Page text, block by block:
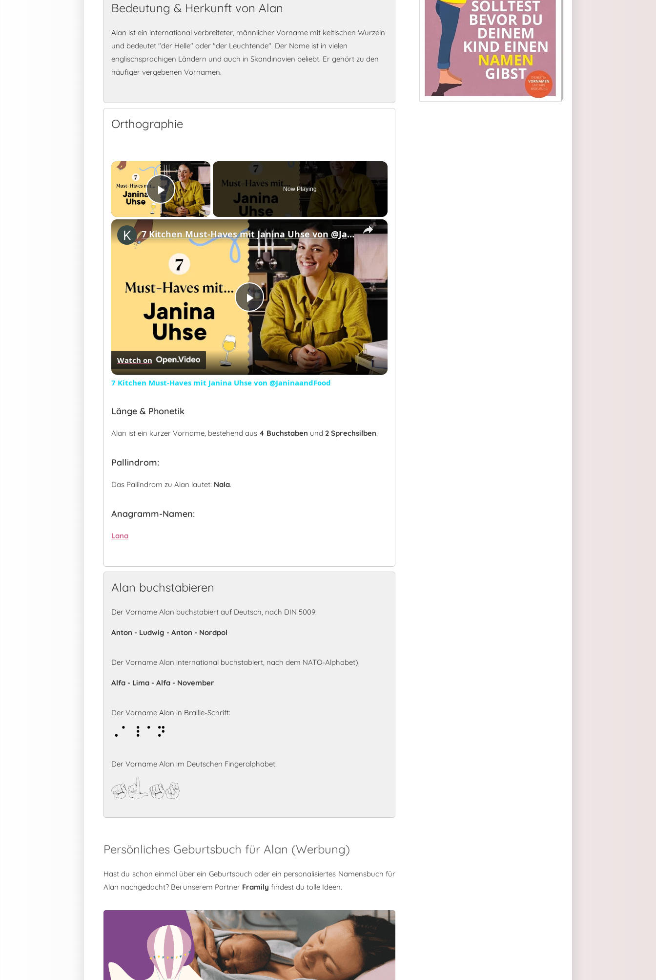
Bedeutung & Herkunft von Alan
Alan ist ein international verbreiteter, männlicher Vorname mit keltischen Wurzeln
und bedeutet "der Helle" oder "der Leuchtende". Der Name ist in vielen
englischsprachigen Ländern und auch in Skandinavien beliebt. Er gehört zu den
häufiger vergebenen Vornamen.
Orthographie
×
Play Video
Now Playing
×
Play
Video
7 Kitchen Must-Haves mit Janina Uhse von @JaninaandFood
Watch on
7 Kitchen Must-Haves mit Janina Uhse von @JaninaandFood
Länge & Phonetik
Alan ist ein kurzer Vorname, bestehend aus 4 Buchstaben und 2 Sprechsilben.
Pallindrom:
Das Pallindrom zu Alan lautet: Nala.
Anagramm-Namen:
Lana
Alan buchstabieren
Der Vorname Alan buchstabiert auf Deutsch, nach DIN 5009:
Anton - Ludwig - Anton - Nordpol
Der Vorname Alan international buchstabiert, nach dem NATO-Alphabet):
Alfa - Lima - Alfa - November
Der Vorname Alan in Braille-Schrift:
Alan
Der Vorname Alan im Deutschen Fingeralphabet:
Alan
Persönliches Geburtsbuch für Alan (Werbung)
Hast du schon einmal über ein Geburtsbuch oder ein personalisiertes Namensbuch für
Alan nachgedacht? Bei unserem Partner Framily findest du tolle Ideen.